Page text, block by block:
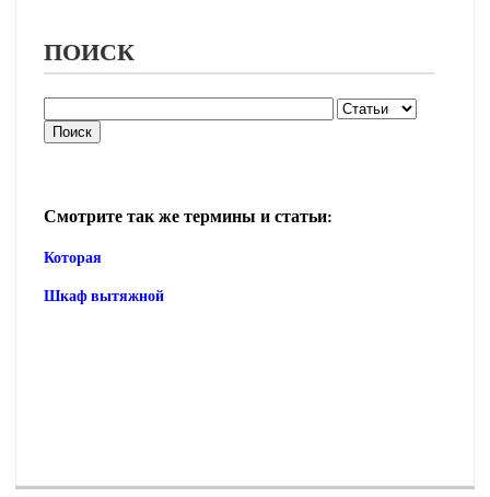
ПОИСК
Смотрите так же термины и статьи:
Которая
Шкаф вытяжной